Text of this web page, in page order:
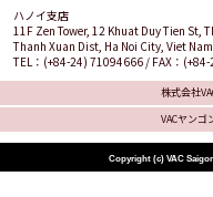
ハノイ支店
11F Zen Tower, 12 Khuat Duy Tien St,
Thanh Xuan Dist, Ha Noi City, Viet Nam
TEL：(+84-24) 71094666 / FAX：
株式会社
VACヤンゴ
Copyright (c) VAC